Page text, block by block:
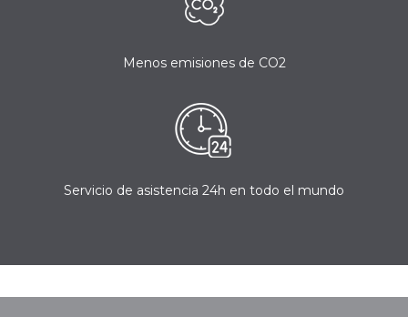
Menos emisiones de CO2
Servicio de asistencia 24h en todo el mundo